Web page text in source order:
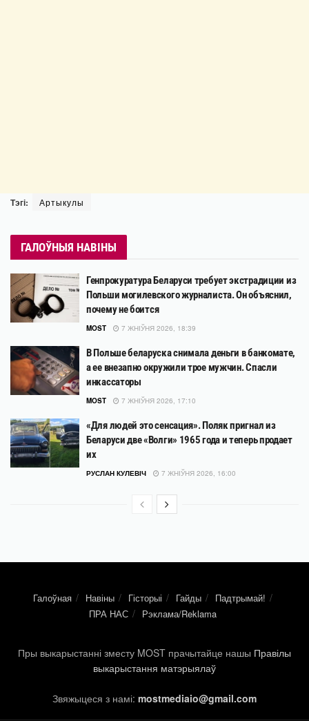
Тэгі: Артыкулы
ГАЛОЎНЫЯ НАВІНЫ
Генпрокуратура Беларуси требует экстрадиции из
Польши могилевского журналиста. Он объяснил,
почему не боится
MOST 7 ЖНІЎНЯ 2026, 18:39
В Польше беларуска снимала деньги в банкомате,
а ее внезапно окружили трое мужчин. Спасли
инкассаторы
MOST 7 ЖНІЎНЯ 2026, 17:10
«Для людей это сенсация». Поляк пригнал из
Беларуси две «Волги» 1965 года и теперь продает
их
РУСЛАН КУЛЕВІЧ 7 ЖНІЎНЯ 2026, 16:00
Галоўная Навіны Гісторыі Гайды
Падтрымай!
ПРА НАС
Рэклама/Reklama
Пры выкарыстанні зместу MOST прачытайце нашы Правілы
выкарыстання матэрыялаў
Звяжыцеся з намі: mostmediaio@gmail.com